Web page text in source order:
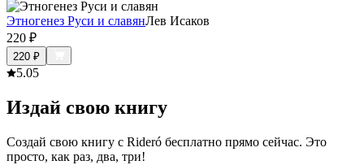
Этногенез Руси и славянЛев Исаков
220 ₽
220 ₽
5.05
Издай свою книгу
Создай свою книгу с Rideró бесплатно прямо сейчас. Это
просто, как раз, два, три!